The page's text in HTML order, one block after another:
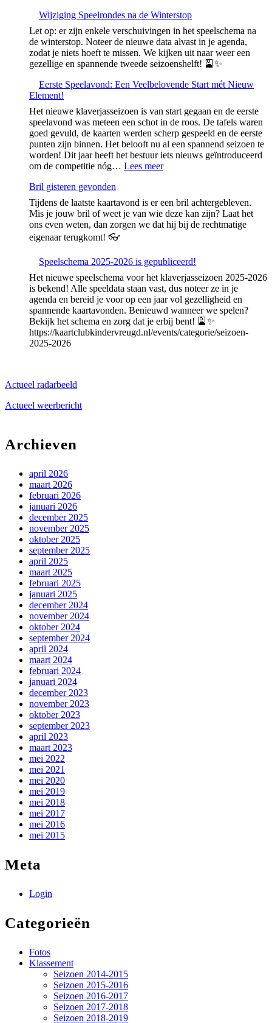
Wijziging Speelrondes na de Winterstop
Let op: er zijn enkele verschuivingen in het speelschema na
de winterstop. Noteer de nieuwe data alvast in je agenda,
zodat je niets hoeft te missen. We kijken uit naar weer een
gezellige en spannende tweede seizoenshelft! 🎴✨
Eerste Speelavond: Een Veelbelovende Start mét Nieuw
Element!
Het nieuwe klaverjasseizoen is van start gegaan en de eerste
speelavond was meteen een schot in de roos. De tafels waren
goed gevuld, de kaarten werden scherp gespeeld en de eerste
punten zijn binnen. Het belooft nu al een spannend seizoen te
worden! Dit jaar heeft het bestuur iets nieuws geïntroduceerd
om de competitie nóg… Lees meer:
Een
Veelbelovende
Start
mét
Bril gisteren gevonden
Tijdens de laatste kaartavond is er een bril achtergebleven.
Mis je jouw bril of weet je van wie deze kan zijn? Laat het
ons even weten, dan zorgen we dat hij bij de rechtmatige
eigenaar terugkomt! 👓
Speelschema 2025-2026 is gepubliceerd!
Het nieuwe speelschema voor het klaverjasseizoen 2025-2026
is bekend! Alle speeldata staan vast, dus noteer ze in je
agenda en bereid je voor op een jaar vol gezelligheid en
spannende kaartavonden. Benieuwd wanneer we spelen?
Bekijk het schema en zorg dat je erbij bent! 🎴✨
https://kaartclubkindervreugd.nl/events/categorie/seizoen-
2025-2026
Actueel radarbeeld
Actueel weerbericht
Archieven
april 2026
maart 2026
februari 2026
januari 2026
december 2025
november 2025
oktober 2025
september 2025
april 2025
maart 2025
februari 2025
januari 2025
december 2024
november 2024
oktober 2024
september 2024
april 2024
maart 2024
februari 2024
januari 2024
december 2023
november 2023
oktober 2023
september 2023
april 2023
maart 2023
mei 2022
mei 2021
mei 2020
mei 2019
mei 2018
mei 2017
mei 2016
mei 2015
Meta
Login
Categorieën
Fotos
Klassement
Seizoen 2014-2015
Seizoen 2015-2016
Seizoen 2016-2017
Seizoen 2017-2018
Seizoen 2018-2019